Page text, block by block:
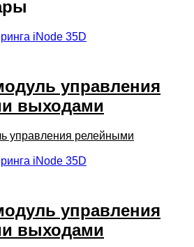
iNode 35D
управления
выходами
iNode 35D
управления
выходами